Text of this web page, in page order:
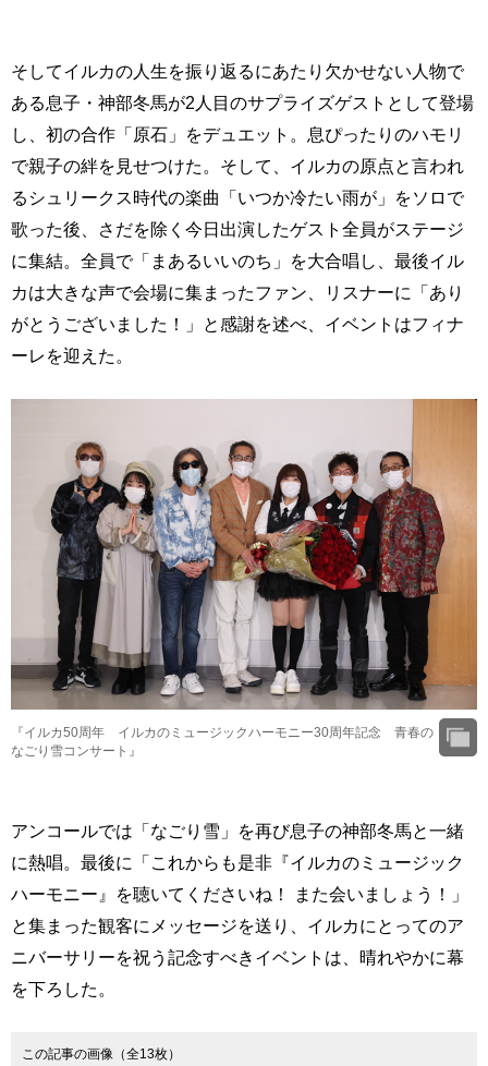
そしてイルカの人生を振り返るにあたり欠かせない人物で
ある息子・神部冬馬が2人目のサプライズゲストとして登場
し、初の合作「原石」をデュエット。息ぴったりのハモリ
で親子の絆を見せつけた。そして、イルカの原点と言われ
るシュリークス時代の楽曲「いつか冷たい雨が」をソロで
歌った後、さだを除く今日出演したゲスト全員がステージ
に集結。全員で「まあるいいのち」を大合唱し、最後イル
カは大きな声で会場に集まったファン、リスナーに「あり
がとうございました！」と感謝を述べ、イベントはフィナ
ーレを迎えた。
『イルカ50周年 イルカのミュージックハーモニー30周年記念 青春の
なごり雪コンサート』
アンコールでは「なごり雪」を再び息子の神部冬馬と一緒
に熱唱。最後に「これからも是非『イルカのミュージック
ハーモニー』を聴いてくださいね！ また会いましょう！」
と集まった観客にメッセージを送り、イルカにとってのア
ニバーサリーを祝う記念すべきイベントは、晴れやかに幕
を下ろした。
この記事の画像（全13枚）